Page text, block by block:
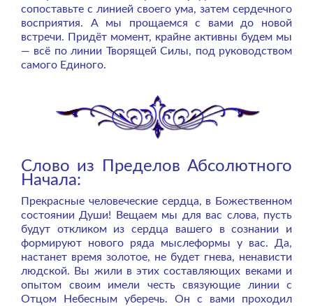
сопоставьте с линией своего ума, затем сердечного
восприятия. А мы прощаемся с вами до новой
встречи. Придёт момент, крайне активны будем мы
— всё по линии Творящей Силы, под руководством
самого Единого.
Слово из Пределов Абсолютного
Начала:
Прекрасные человеческие сердца, в Божественном
состоянии Души! Вещаем мы для вас слова, пусть
будут откликом из сердца вашего в сознании и
формируют нового ряда мыслеформы у вас. Да,
настанет время золотое, не будет гнева, ненависти
людской. Вы жили в этих составляющих веками и
опытом своим имели честь связующие линии с
Отцом Небесным уберечь. Он с вами проходил